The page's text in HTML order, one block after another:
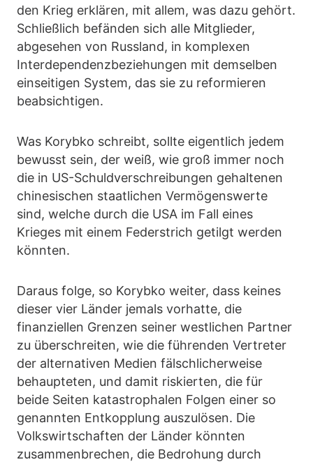
den Krieg erklären, mit allem, was dazu gehört.
Schließlich befänden sich alle Mitglieder,
abgesehen von Russland, in komplexen
Interdependenzbeziehungen mit demselben
einseitigen System, das sie zu reformieren
beabsichtigen.
Was Korybko schreibt, sollte eigentlich jedem
bewusst sein, der weiß, wie groß immer noch
die in US-Schuldverschreibungen gehaltenen
chinesischen staatlichen Vermögenswerte
sind, welche durch die USA im Fall eines
Krieges mit einem Federstrich getilgt werden
könnten.
Daraus folge, so Korybko weiter, dass keines
dieser vier Länder jemals vorhatte, die
finanziellen Grenzen seiner westlichen Partner
zu überschreiten, wie die führenden Vertreter
der alternativen Medien fälschlicherweise
behaupteten, und damit riskierten, die für
beide Seiten katastrophalen Folgen einer so
genannten Entkopplung auszulösen. Die
Volkswirtschaften der Länder könnten
zusammenbrechen, die Bedrohung durch